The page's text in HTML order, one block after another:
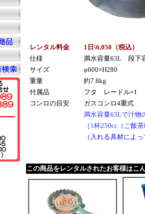
レンタル料金
1日\6,050（税込）
仕様
満水容量63L 段下
サイズ
φ600×H280
重量
約7.8kg
付属品
フタ レードル×1
コンロの目安
ガスコンロ4重式
満水容量63Lで汁物
［1杯250cc（ご飯
（入れる具材によ
この商品をレンタルされたお客様はこ